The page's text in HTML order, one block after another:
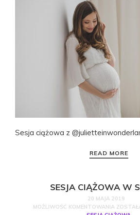
Sesja ciążowa z
READ MORE
SESJA CIĄŻOWA W
20 MAJA 2019
MOŻLIWOŚĆ KOMENTOWANIA